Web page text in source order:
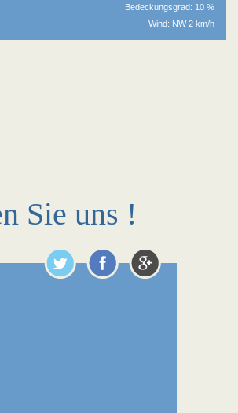
Bedeckungsgrad: 10 %
Wind: NW 2 km/h
Sie uns !